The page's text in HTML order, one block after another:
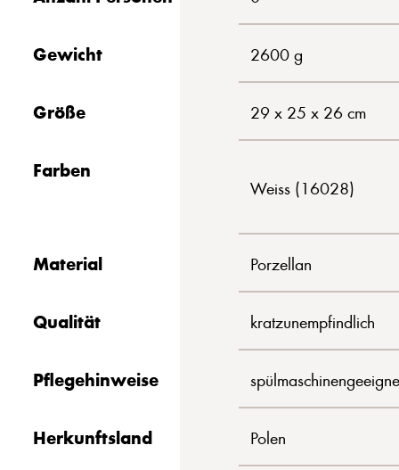
Gewicht 2600 g
Größe 29 x 25 x 26 cm
Farben
Weiss (16028)
Material Porzellan
Qualität kratzunempfindlich
Pflegehinweise
Herkunftsland Polen